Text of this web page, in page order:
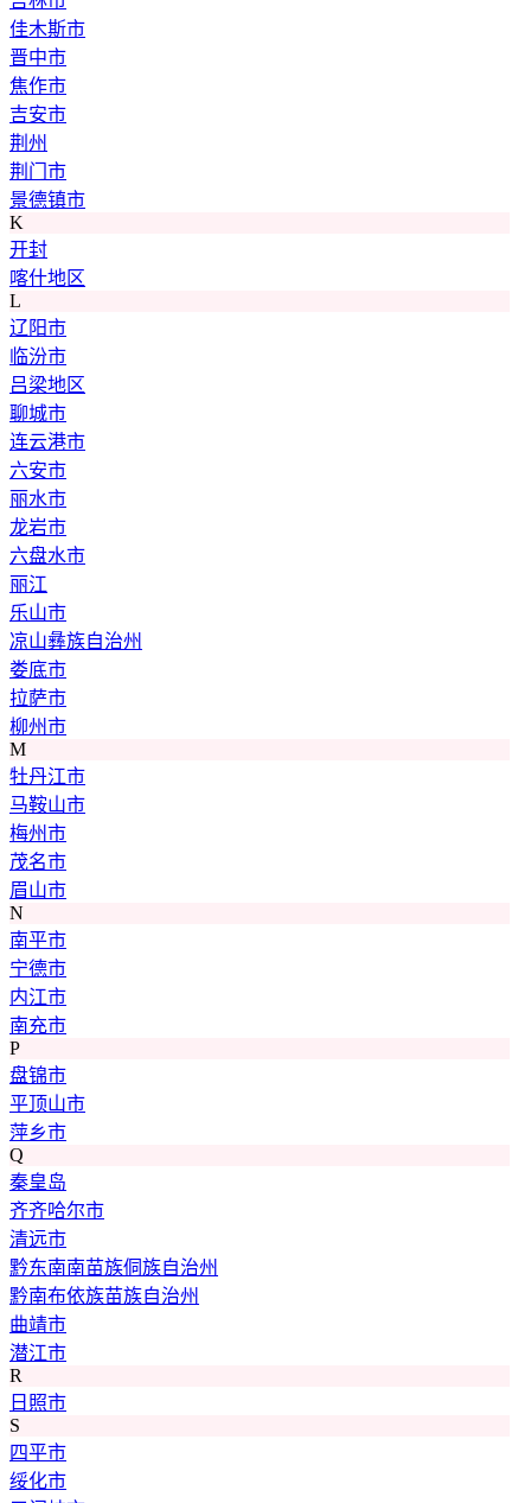
佳木斯市
晋中市
焦作市
吉安市
荆州
荆门市
景德镇市
K
开封
喀什地区
L
辽阳市
临汾市
吕梁地区
聊城市
连云港市
六安市
丽水市
龙岩市
六盘水市
丽江
乐山市
凉山彝族自治州
娄底市
拉萨市
柳州市
M
牡丹江市
马鞍山市
梅州市
茂名市
眉山市
N
南平市
宁德市
内江市
南充市
P
盘锦市
平顶山市
萍乡市
Q
秦皇岛
齐齐哈尔市
清远市
黔东南南苗族侗族自治州
黔南布依族苗族自治州
曲靖市
潜江市
R
日照市
S
四平市
绥化市